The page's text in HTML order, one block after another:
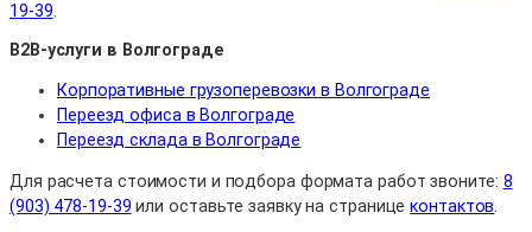
19-39
B2B-услуги в Волгограде
Корпоративные грузоперевозки в Волгограде
Переезд офиса в Волгограде
Переезд склада в Волгограде
Для расчета стоимости и подбора формата работ звоните: 8
(903) 478-19-39 или оставьте заявку на страницеконтактов